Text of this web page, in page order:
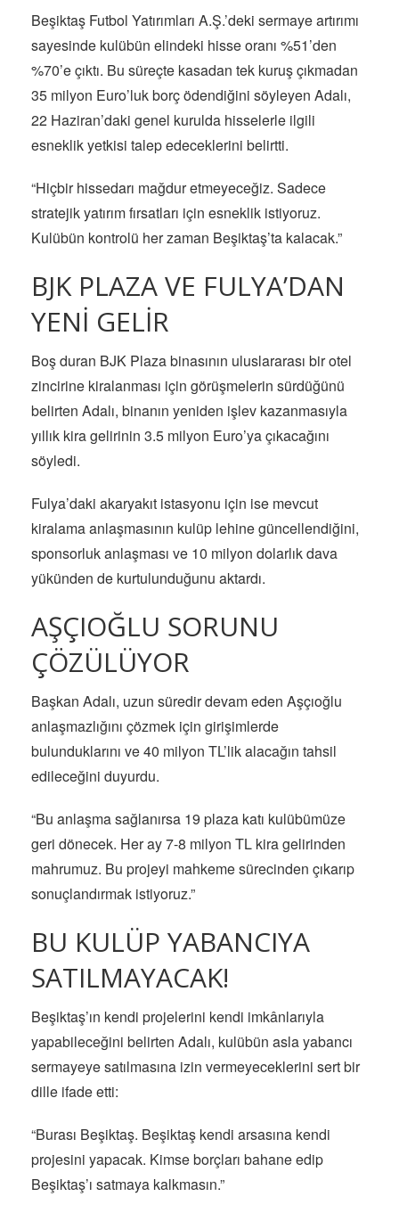
Beşiktaş Futbol Yatırımları A.Ş.’deki sermaye artırımı
sayesinde kulübün elindeki hisse oranı %51’den
%70’e çıktı. Bu süreçte kasadan tek kuruş çıkmadan
35 milyon Euro’luk borç ödendiğini söyleyen Adalı,
22 Haziran’daki genel kurulda hisselerle ilgili
esneklik yetkisi talep edeceklerini belirtti.
“Hiçbir hissedarı mağdur etmeyeceğiz. Sadece
stratejik yatırım fırsatları için esneklik istiyoruz.
Kulübün kontrolü her zaman Beşiktaş’ta kalacak.”
BJK PLAZA VE FULYA’DAN
YENİ GELİR
Boş duran BJK Plaza binasının uluslararası bir otel
zincirine kiralanması için görüşmelerin sürdüğünü
belirten Adalı, binanın yeniden işlev kazanmasıyla
yıllık kira gelirinin 3.5 milyon Euro’ya çıkacağını
söyledi.
Fulya’daki akaryakıt istasyonu için ise mevcut
kiralama anlaşmasının kulüp lehine güncellendiğini,
sponsorluk anlaşması ve 10 milyon dolarlık dava
yükünden de kurtulunduğunu aktardı.
AŞÇIOĞLU SORUNU
ÇÖZÜLÜYOR
Başkan Adalı, uzun süredir devam eden Aşçıoğlu
anlaşmazlığını çözmek için girişimlerde
bulunduklarını ve 40 milyon TL’lik alacağın tahsil
edileceğini duyurdu.
“Bu anlaşma sağlanırsa 19 plaza katı kulübümüze
geri dönecek. Her ay 7-8 milyon TL kira gelirinden
mahrumuz. Bu projeyi mahkeme sürecinden çıkarıp
sonuçlandırmak istiyoruz.”
BU KULÜP YABANCIYA
SATILMAYACAK!
Beşiktaş’ın kendi projelerini kendi imkânlarıyla
yapabileceğini belirten Adalı, kulübün asla yabancı
sermayeye satılmasına izin vermeyeceklerini sert bir
dille ifade etti:
“Burası Beşiktaş. Beşiktaş kendi arsasına kendi
projesini yapacak. Kimse borçları bahane edip
Beşiktaş’ı satmaya kalkmasın.”